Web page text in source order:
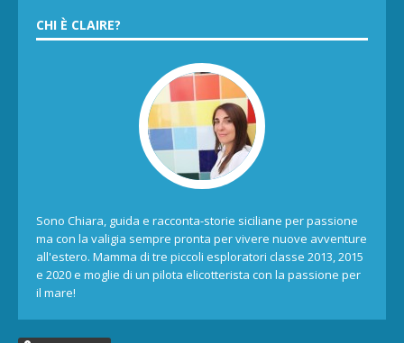
CHI È CLAIRE?
Sono Chiara, guida e racconta-storie siciliane per passione
ma con la valigia sempre pronta per vivere nuove avventure
all'estero. Mamma di tre piccoli esploratori classe 2013, 2015
e 2020 e moglie di un pilota elicotterista con la passione per
il mare!